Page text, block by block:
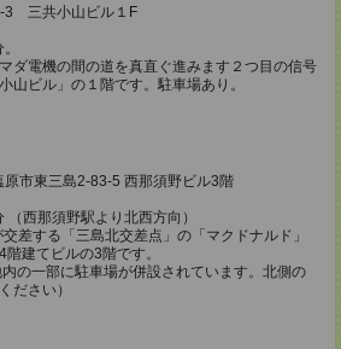
3 三共小山ビル１F
ダ電機の間の道を真直ぐ進みます２つ目の信号
山ビル」の１階です。駐車場あり。
市東三島2-83-5 西那須野ビル3階
西那須野駅より北西方向）
差する「三島北交差点」の「マクドナルド」
建てビルの3階です。
内の一部に駐車場が併設されています。北側の
ださい）